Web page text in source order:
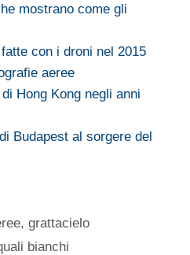
mostrano come gli
con i droni nel 2015
aeree
Hong Kong negli anni
Budapest al sorgere del
,grattacielo
bianchi